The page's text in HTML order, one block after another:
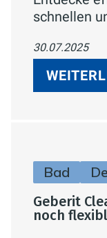
schnellen
frisch –
30.07.2025
Bad
Geberit
noch